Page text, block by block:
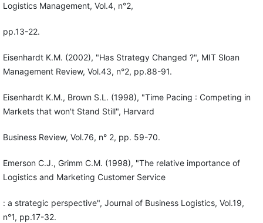
Logistics Management, Vol.4, n°2,
pp.13-22.
Eisenhardt K.M. (2002), "Has Strategy Changed ?", MIT Sloan
Management Review, Vol.43, n°2, pp.88-91.
Eisenhardt K.M., Brown S.L. (1998), "Time Pacing : Competing in
Markets that won't Stand Still", Harvard
Business Review, Vol.76, n° 2, pp. 59-70.
Emerson C.J., Grimm C.M. (1998), "The relative importance of
Logistics and Marketing Customer Service
: a strategic perspective", Journal of Business Logistics, Vol.19,
n°1, pp.17-32.